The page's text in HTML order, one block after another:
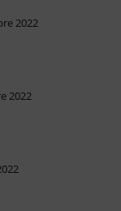
2022
2022